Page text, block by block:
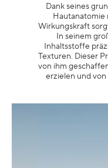
Dank seines
Hautanatomie
Wirkungskraft
In seinem
Inhaltsstoffe
Texturen. Dieser
von ihm
erzielen und